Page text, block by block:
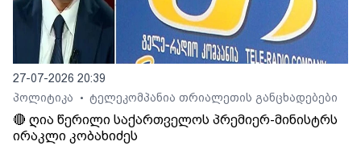
27-07-2026 20:39
პოლიტიკა
• ტელეკომპანია თრიალეთის განცხადებები
🔴 ღია წერილი საქართველოს პრემიერ-მინისტრს
ირაკლი კობახიძეს